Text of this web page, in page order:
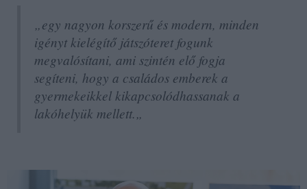
„egy nagyon korszerű és modern, minden
igényt kielégítő játszóteret fogunk
megvalósítani, ami szintén elő fogja
segíteni, hogy a családos emberek a
gyermekeikkel kikapcsolódhassanak a
lakóhelyük mellett.„